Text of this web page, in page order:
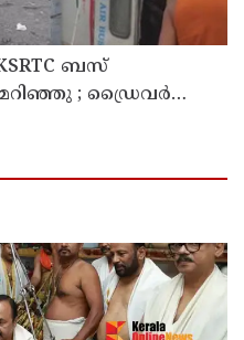
ബസ്
; ഡ്രെെവർക്കും